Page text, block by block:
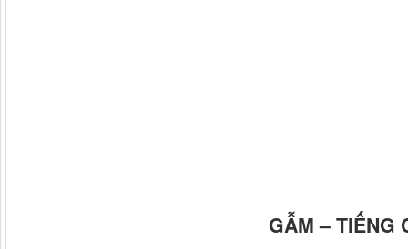
GẪM – TIẾNG